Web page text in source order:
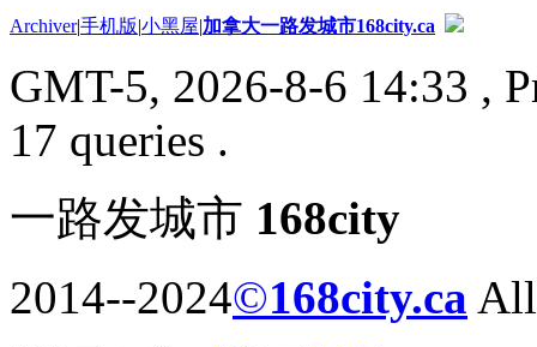
Archiver|手机版|小黑屋|加拿大一路发城市168city.ca
GMT-5, 2026-8-6 14:33 ,
17 queries .
一路发城市 168city
2014--2024©168city.ca